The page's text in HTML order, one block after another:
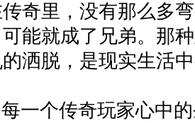
奇里，没有那么多
能就成了兄弟。那
洒脱，是现实生活
一个传奇玩家心中